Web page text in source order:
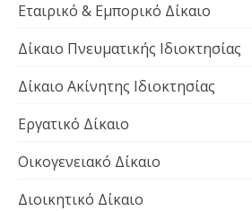
Εταιρικό & Εμπορικό Δίκαιο
Δίκαιο Πνευματικής Ιδιοκτησίας
Δίκαιο Ακίνητης Ιδιοκτησίας
Εργατικό Δίκαιο
Οικογενειακό Δίκαιο
Διοικητικό Δίκαιο